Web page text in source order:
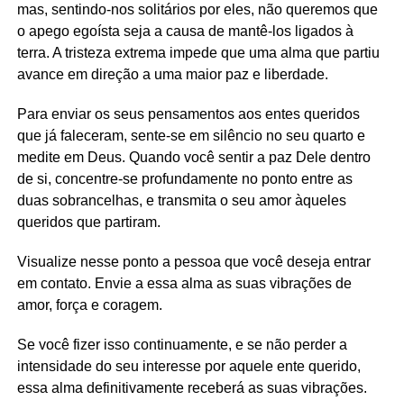
mas, sentindo-nos solitários por eles, não queremos que
o apego egoísta seja a causa de mantê-los ligados à
terra. A tristeza extrema impede que uma alma que partiu
avance em direção a uma maior paz e liberdade.
Para enviar os seus pensamentos aos entes queridos
que já faleceram, sente-se em silêncio no seu quarto e
medite em Deus. Quando você sentir a paz Dele dentro
de si, concentre-se profundamente no ponto entre as
duas sobrancelhas, e transmita o seu amor àqueles
queridos que partiram.
Visualize nesse ponto a pessoa que você deseja entrar
em contato. Envie a essa alma as suas vibrações de
amor, força e coragem.
Se você fizer isso continuamente, e se não perder a
intensidade do seu interesse por aquele ente querido,
essa alma definitivamente receberá as suas vibrações.